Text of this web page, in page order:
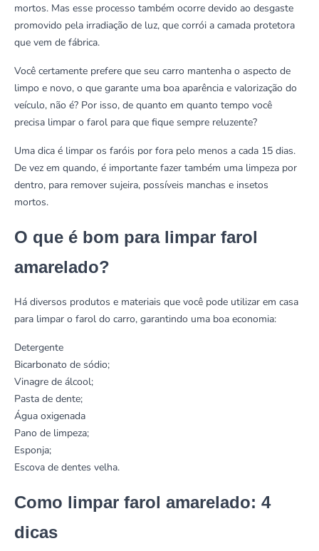
mortos. Mas esse processo também ocorre devido ao desgaste
promovido pela irradiação de luz, que corrói a camada protetora
que vem de fábrica.
Você certamente prefere que seu carro mantenha o aspecto de
limpo e novo, o que garante uma boa aparência e valorização do
veículo, não é? Por isso, de quanto em quanto tempo você
precisa limpar o farol para que fique sempre reluzente?
Uma dica é limpar os faróis por fora pelo menos a cada 15 dias.
De vez em quando, é importante fazer também uma limpeza por
dentro, para remover sujeira, possíveis manchas e insetos
mortos.
O que é bom para limpar farol
amarelado?
Há diversos produtos e materiais que você pode utilizar em casa
para limpar o farol do carro, garantindo uma boa economia:
Detergente
Bicarbonato de sódio;
Vinagre de álcool;
Pasta de dente;
Água oxigenada
Pano de limpeza;
Esponja;
Escova de dentes velha.
Como limpar farol amarelado: 4
dicas